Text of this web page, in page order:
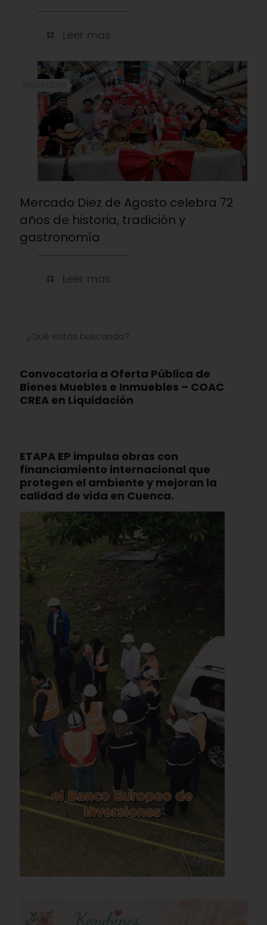
Leer mas
Mercado Diez de Agosto celebra 72
años de historia, tradición y
gastronomía
Leer mas
Convocatoria a Oferta Pública de
Bienes Muebles e Inmuebles – COAC
CREA en Liquidación
ETAPA EP impulsa obras con
financiamiento internacional que
protegen el ambiente y mejoran la
calidad de vida en Cuenca.